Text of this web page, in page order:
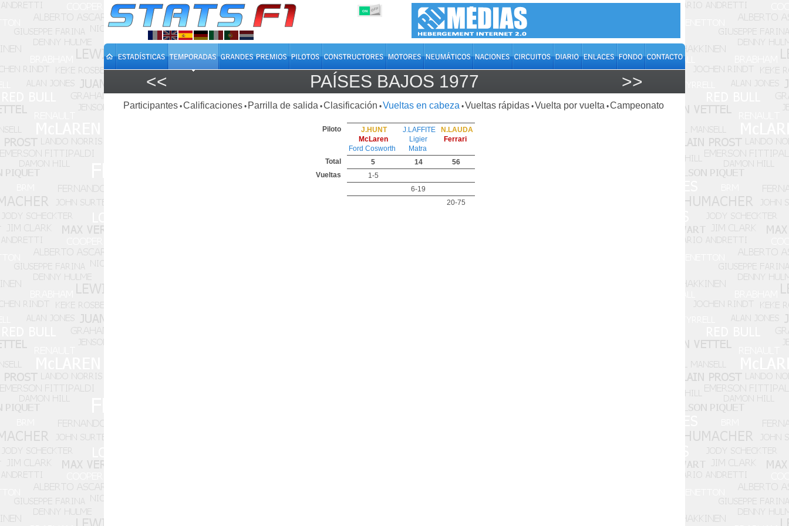
ON OFF
<< PAÍSES BAJOS 1977 >>
Participantes •Calificaciones • Parrilla de salida •Clasificación •Vueltas en cabeza •Vueltas rápidas •Vuelta por vuelta •Campeonato
Piloto
J.HUNT
McLaren
Ford Cosworth
J.LAFFITE
Ligier
Matra
N.LAUDA
Ferrari
Total 5 14
56
Vueltas
1-5
6-19
20-75